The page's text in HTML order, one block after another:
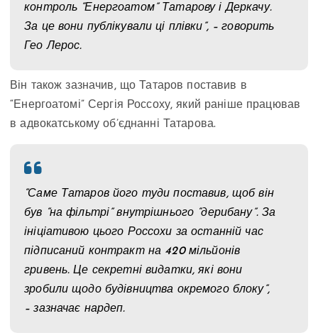
контроль “Енергоатом” Татарову і Деркачу.
За це вони публікували ці плівки”, – говорить
Гео Лерос.
Він також зазначив, що Татаров поставив в
“Енергоатомі” Сергія Россоху, який раніше працював
в адвокатському об’єднанні Татарова.
“Саме Татаров його туди поставив, щоб він
був “на фільтрі” внутрішнього “дерибану”. За
ініціативою цього Россохи за останній час
підписаний контракт на 420 мільйонів
гривень. Це секретні видатки, які вони
зробили щодо будівництва окремого блоку”,
– зазначає нардеп.